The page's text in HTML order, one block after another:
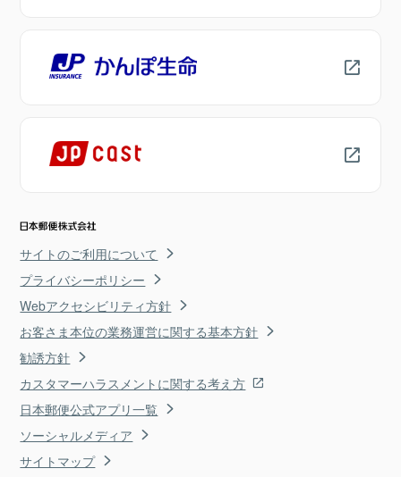
サイトのご利用について
プライバシーポリシー
Webアクセシビリティ方針
お客さま本位の業務運営に関する基本方針
勧誘方針
カスタマーハラスメントに関する考え方
日本郵便公式アプリ一覧
ソーシャルメディア
サイトマップ